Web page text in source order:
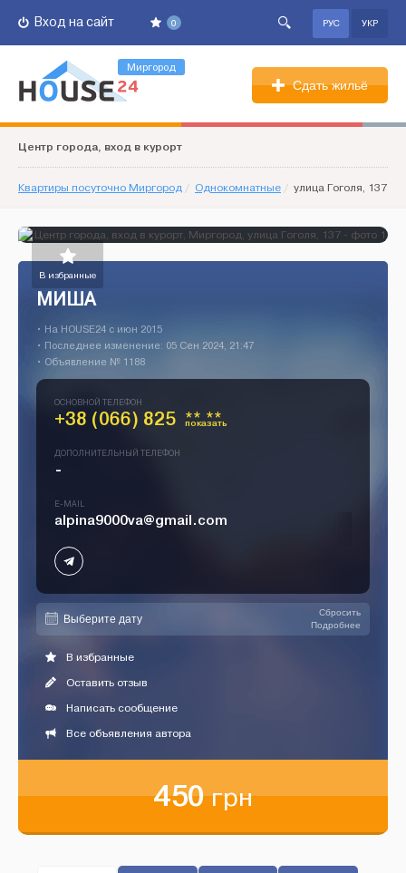
0
Вход на сайт РУС УКР
Миргород
Сдать жильё
Центр города, вход в курорт
Квартиры посуточно Миргород / Однокомнатные / улица Гоголя, 137
В избранные
МИША
• На HOUSE24 c июн 2015
• Последнее изменение: 05 Сен 2024, 21:47
• Объявление № 1188
ОСНОВНОЙ ТЕЛЕФОН
+38 (066) 825 ** **
показать
ДОПОЛНИТЕЛЬНЫЙ ТЕЛЕФОН
-
E-MAIL
alpina9000va@gmail.com
Сбросить
Подробнее
В избранные
Оставить отзыв
Написать сообщение
Все объявления автора
450грн